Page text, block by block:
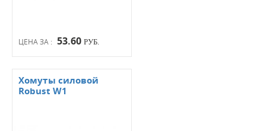
ЦЕНА ЗА : 53.60 РУБ.
Хомуты силовой
Robust W1